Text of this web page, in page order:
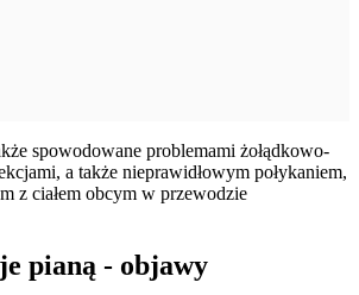
spowodowane problemami żołądkowo-
a także nieprawidłowym połykaniem,
z ciałem obcym w przewodzie
pianą - objawy